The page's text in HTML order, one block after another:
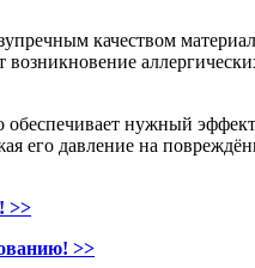
качеством
возникновение
нужный
его давление на
>>
>>